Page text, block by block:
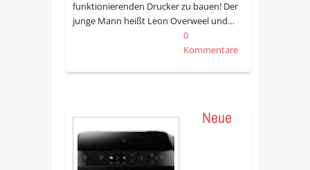
funktionierenden Drucker zu bauen! Der
junge Mann heißt Leon Overweel und…
0
Kommentare
Neue